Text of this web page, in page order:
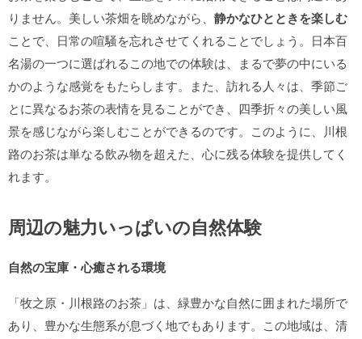
りません。美しい茶畑を眺めながら、 静かなひとときを楽しむ
ことで、日常の喧騒を忘れさせてくれることでしょう。日本百
名湯の一つに選ばれるこの地での体験は、まるで夢の中にいる
かのような感覚をもたらします。また、訪れる人々は、季節ご
とに異なるお茶の表情を見ることができ、四季折々の美しい風
景を感じながら楽しむことができるのです。このように、川根
路のお茶は単なる飲み物を超えた、心に残る体験を提供してく
れます。
周辺の魅力いっぱいの自然体験
自然の宝庫・心癒される環境
「牧之原・川根路のお茶」は、緑豊かな自然に囲まれた場所で
あり、豊かな生態系が息づく地でもあります。この地域は、清